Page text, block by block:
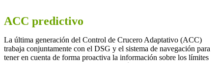
ACC predictivo
La última generación del Control de Crucero Adaptativo (ACC)
trabaja conjuntamente con el DSG y el sistema de navegación para
tener en cuenta de forma proactiva la información sobre los límites